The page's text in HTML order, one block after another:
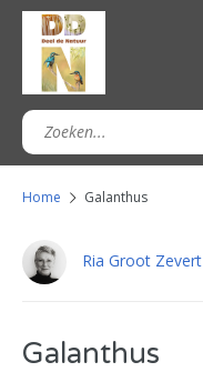
Home Galanthus
Ria Groot Zevert
Galanthus